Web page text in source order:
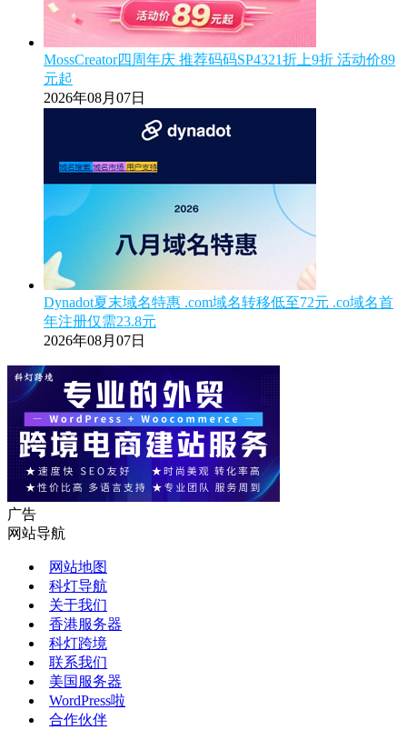
MossCreator四周年庆 推荐码码SP4321折上9折 活动价89
元起
2026年08月07日
Dynadot夏末域名特惠 .com域名转移低至72元 .co域名首
年注册仅需23.8元
2026年08月07日
广告
网站导航
网站地图
科灯导航
关于我们
香港服务器
科灯跨境
联系我们
美国服务器
WordPress啦
合作伙伴